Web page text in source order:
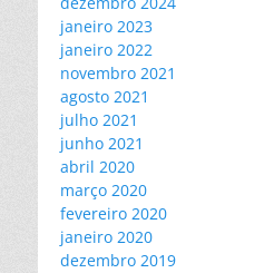
janeiro 2023
janeiro 2022
novembro 2021
agosto 2021
julho 2021
junho 2021
abril 2020
março 2020
fevereiro 2020
janeiro 2020
dezembro 2019